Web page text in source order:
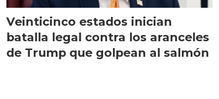
Veinticinco estados inician
batalla legal contra los aranceles
de Trump que golpean al salmón